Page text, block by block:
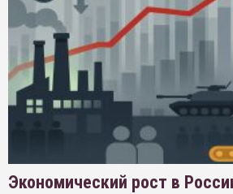
Экономический рост в